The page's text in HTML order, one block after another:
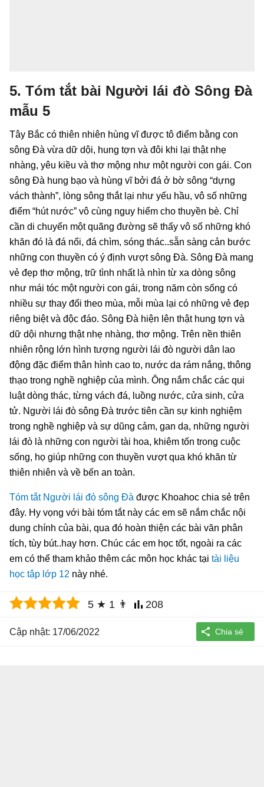
5. Tóm tắt bài Người lái đò Sông Đà
mẫu 5
Tây Bắc có thiên nhiên hùng vĩ được tô điểm bằng con
sông Đà vừa dữ dội, hung tợn và đôi khi lại thật nhẹ
nhàng, yêu kiều và thơ mộng như một người con gái. Con
sông Đà hung bạo và hùng vĩ bởi đá ở bờ sông “dựng
vách thành”, lòng sông thắt lại như yếu hầu, vô số những
điểm “hút nước” vô cùng nguy hiểm cho thuyền bè. Chỉ
cần di chuyển một quãng đường sẽ thấy vô số những khó
khăn đó là đá nổi, đá chìm, sóng thác..sẵn sàng cản bước
những con thuyền có ý định vượt sông Đà. Sông Đà mang
vẻ đẹp thơ mộng, trữ tình nhất là nhìn từ xa dòng sông
như mái tóc một người con gái, trong năm còn sống có
nhiều sự thay đổi theo mùa, mỗi mùa lại có những vẻ đẹp
riêng biệt và độc đáo. Sông Đà hiện lên thật hung tợn và
dữ dội nhưng thật nhẹ nhàng, thơ mộng. Trên nền thiên
nhiên rộng lớn hình tượng người lái đò người dân lao
động đặc điểm thân hình cao to, nước da rám nắng, thông
thạo trong nghề nghiệp của mình. Ông nắm chắc các qui
luật dòng thác, từng vách đá, luồng nước, cửa sinh, cửa
tử. Người lái đò sông Đà trước tiên cần sự kinh nghiệm
trong nghề nghiệp và sự dũng cảm, gan dạ, những người
lái đò là những con người tài hoa, khiêm tốn trong cuộc
sống, họ giúp những con thuyền vượt qua khó khăn từ
thiên nhiên và về bến an toàn.
Tóm tắt Người lái đò sông Đà được Khoahoc chia sẻ trên
đây. Hy vọng với bài tóm tắt này các em sẽ nắm chắc nội
dung chính của bài, qua đó hoàn thiện các bài văn phân
tích, tùy bút..hay hơn. Chúc các em học tốt, ngoài ra các
em có thể tham khảo thêm các môn học khác tại tài liệu
học tập lớp 12 này nhé.
5 ★ 1 👨 208
Cập nhật: 17/06/2022